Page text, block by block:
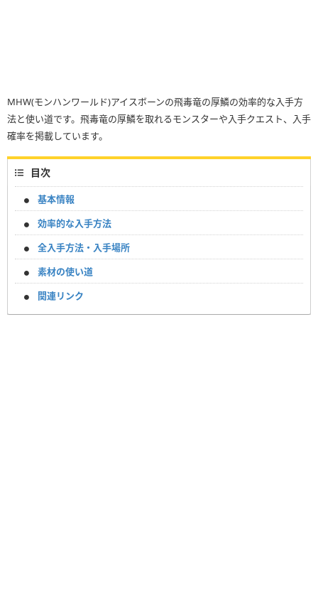
MHW(モンハンワールド)アイスボーンの飛毒竜の厚鱗の効率的な入手方
法と使い道です。飛毒竜の厚鱗を取れるモンスターや入手クエスト、入手
確率を掲載しています。
目次
基本情報
効率的な入手方法
全入手方法・入手場所
素材の使い道
関連リンク